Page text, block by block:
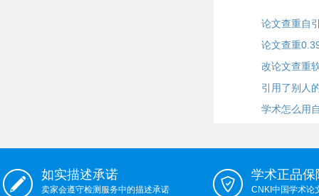
论文查重自
论文查重
改论文查重
引用了别人
学术怎么用
如实描述承诺
卖家会遵守检测服务中的描述承诺
学术正品保
CNKI中国学术论